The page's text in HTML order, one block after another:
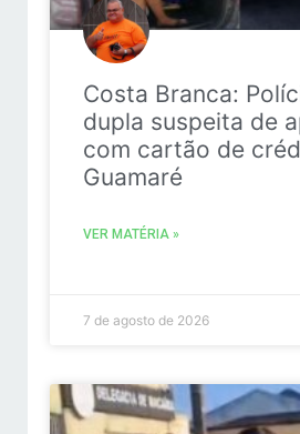
Costa Branca:
dupla suspeita de
com cartão de
Guamaré
VER MATÉRIA »
7 de agosto de 2026